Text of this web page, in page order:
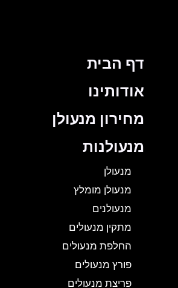
דף הבית
אודותינו
מחירון מנעולן
מנעולנות
מנעולן
מנעולן מומלץ
מנעולנים
מתקין מנעולים
החלפת מנעולים
פורץ מנעולים
פריצת מנעולים